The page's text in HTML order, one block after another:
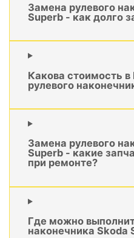
Замена рулевого
Superb - как долго
Какова стоимость
рулевого
Замена рулевого
Superb - какие
при ремонте?
Где можно
наконечника Skoda